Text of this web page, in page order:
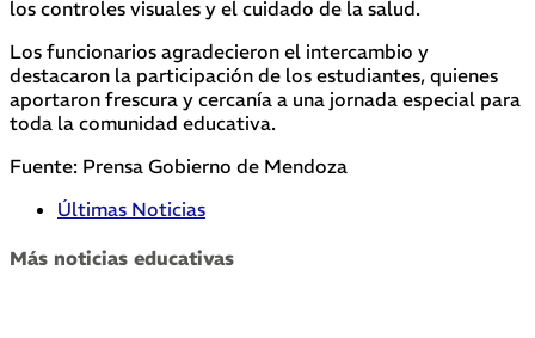
los controles visuales y el cuidado de la salud.
Los funcionarios agradecieron el intercambio y
destacaron la participación de los estudiantes, quienes
aportaron frescura y cercanía a una jornada especial para
toda la comunidad educativa.
Fuente: Prensa Gobierno de Mendoza
Últimas Noticias
Más noticias educativas